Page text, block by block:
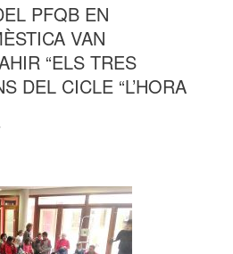
PFQB EN
VAN
“ELS TRES
DEL CICLE “L’HORA